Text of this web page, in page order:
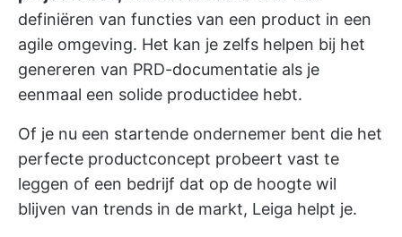
definiëren van functies van een product in een
agile omgeving. Het kan je zelfs helpen bij het
genereren van PRD-documentatie als je
eenmaal een solide productidee hebt.
Of je nu een startende ondernemer bent die het
perfecte productconcept probeert vast te
leggen of een bedrijf dat op de hoogte wil
blijven van trends in de markt, Leiga helpt je.